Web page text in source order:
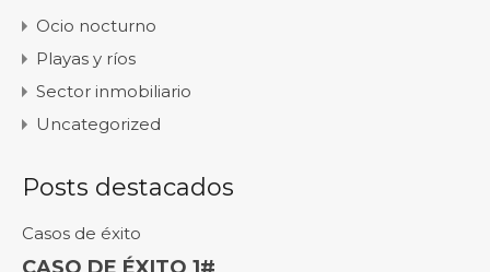
Ocio nocturno
Playas y ríos
Sector inmobiliario
Uncategorized
Posts destacados